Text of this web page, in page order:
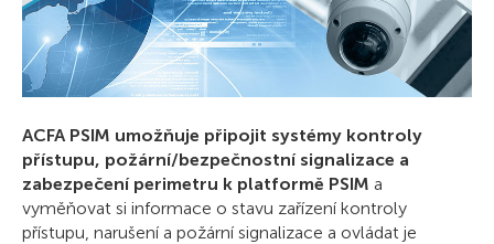
ACFA PSIM umožňuje připojit systémy kontroly
přístupu, požární/bezpečnostní signalizace a
zabezpečení perimetru k platformě PSIM a
vyměňovat si informace o stavu zařízení kontroly
přístupu, narušení a požární signalizace a ovládat je